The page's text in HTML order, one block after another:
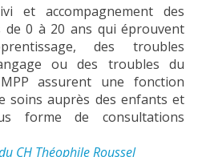
et accompagnement des
de 0 à 20 ans qui éprouvent
des troubles
ou des troubles du
assurent une fonction
soins auprès des enfants et
forme de consultations
CH Théophile Roussel